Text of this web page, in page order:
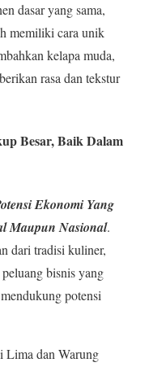
dasar yang sama,
memiliki cara unik
kelapa muda,
rasa dan tekstur
Besar, Baik Dalam
Ekonomi Yang
Maupun Nasional.
dari tradisi kuliner,
bisnis yang
potensi
Lima dan Warung